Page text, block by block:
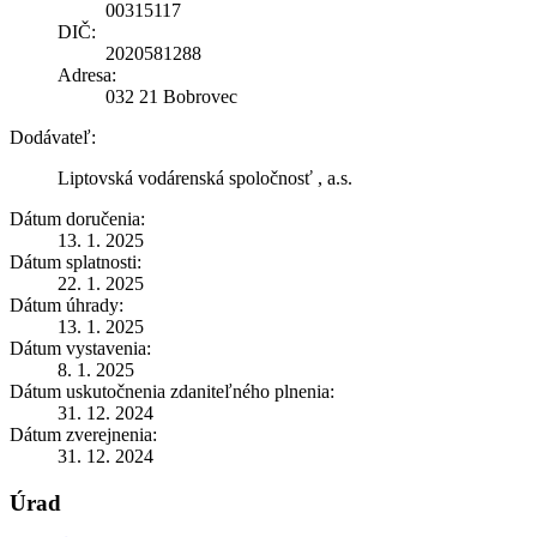
00315117
DIČ:
2020581288
Adresa:
032 21 Bobrovec
Dodávateľ:
Liptovská vodárenská spoločnosť , a.s.
Dátum doručenia:
13. 1. 2025
Dátum splatnosti:
22. 1. 2025
Dátum úhrady:
13. 1. 2025
Dátum vystavenia:
8. 1. 2025
Dátum uskutočnenia zdaniteľného plnenia:
31. 12. 2024
Dátum zverejnenia:
31. 12. 2024
Úrad